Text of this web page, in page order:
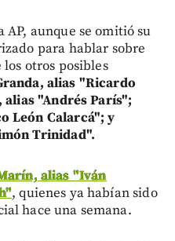
AP, aunque se omitió su
para hablar sobre
otros posibles
alias "Ricardo
"Andrés París";
León Calarcá"; y
Trinidad".
alias "Iván
, quienes ya habían sido
hace una semana.